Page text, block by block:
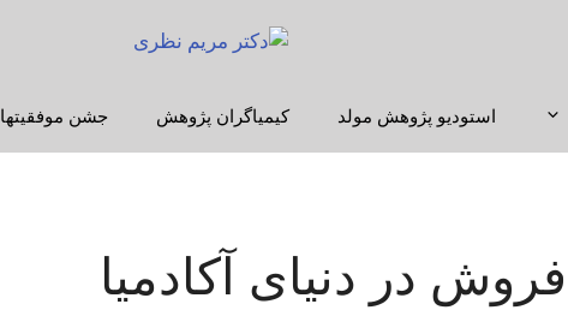
استودیو پژوهش مولد کیمیاگران پژوهش جشن موفقیتها
در دنیای آکادمیا